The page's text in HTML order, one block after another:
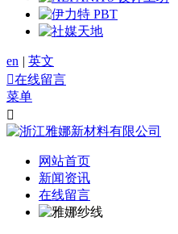
en | 英文
在线留言
菜单

网站首页
新闻资讯
在线留言